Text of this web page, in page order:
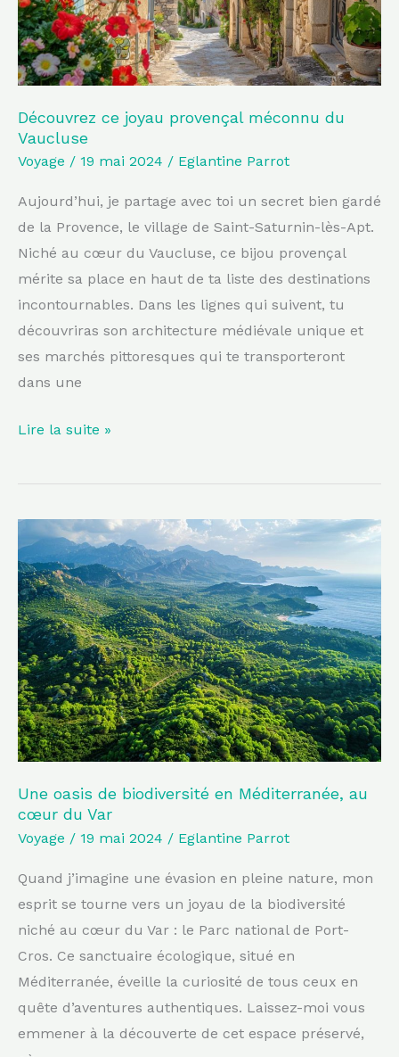
Découvrez ce joyau provençal méconnu du
Vaucluse
Voyage / 19 mai 2024 / Eglantine Parrot
Aujourd’hui, je partage avec toi un secret bien gardé
de la Provence, le village de Saint-Saturnin-lès-Apt.
Niché au cœur du Vaucluse, ce bijou provençal
mérite sa place en haut de ta liste des destinations
incontournables. Dans les lignes qui suivent, tu
découvriras son architecture médiévale unique et
ses marchés pittoresques qui te transporteront
dans une
Vaucluse
Lire la suite »
Une oasis de biodiversité en Méditerranée, au
cœur du Var
Voyage / 19 mai 2024 / Eglantine Parrot
Quand j’imagine une évasion en pleine nature, mon
esprit se tourne vers un joyau de la biodiversité
niché au cœur du Var : le Parc national de Port-
Cros. Ce sanctuaire écologique, situé en
Méditerranée, éveille la curiosité de tous ceux en
quête d’aventures authentiques. Laissez-moi vous
emmener à la découverte de cet espace préservé,
Une
oasis
de
biodiversité
en
Méditerranée,
au
cœur
du
Var